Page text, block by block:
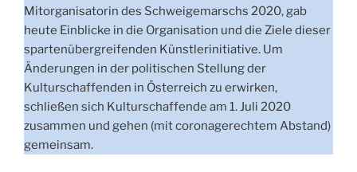
Mitorganisatorin des Schweigemarschs 2020, gab
heute Einblicke in die Organisation und die Ziele dieser
spartenübergreifenden Künstlerinitiative. Um
Änderungen in der politischen Stellung der
Kulturschaffenden in Österreich zu erwirken,
schließen sich Kulturschaffende am 1. Juli 2020
zusammen und gehen (mit coronagerechtem Abstand)
gemeinsam.